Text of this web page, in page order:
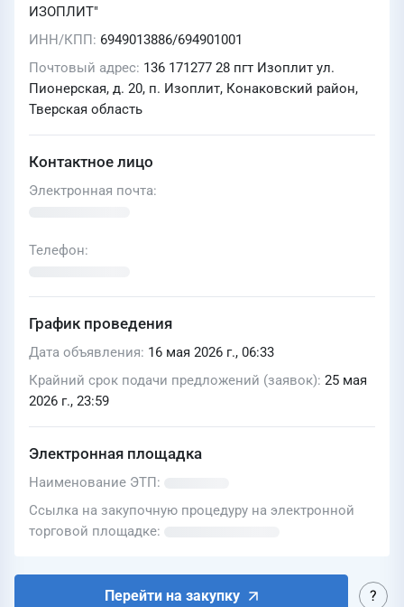
ИЗОПЛИТ"
ИНН/КПП 6949013886/694901001
Почтовый адрес 136 171277 28 пгт Изоплит ул.
Пионерская, д. 20, п. Изоплит, Конаковский район,
Тверская область
Контактное лицо
Электронная почта
Телефон
График проведения
Дата объявления 16 мая 2026 г., 06:33
Крайний срок подачи предложений (заявок) 25 мая
2026 г., 23:59
Электронная площадка
Наименование ЭТП
Ссылка на закупочную процедуру на электронной
торговой площадке
Перейти на закупку